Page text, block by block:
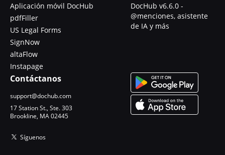
Aplicación móvil DocHub
pdfFiller
US Legal Forms
SignNow
altaFlow
Instapage
DocHub v6.6.0 -
@menciones, asistente
de IA y más
Contáctanos
support@dochub.com
17 Station St., Ste. 303
Brookline, MA 02445
Síguenos